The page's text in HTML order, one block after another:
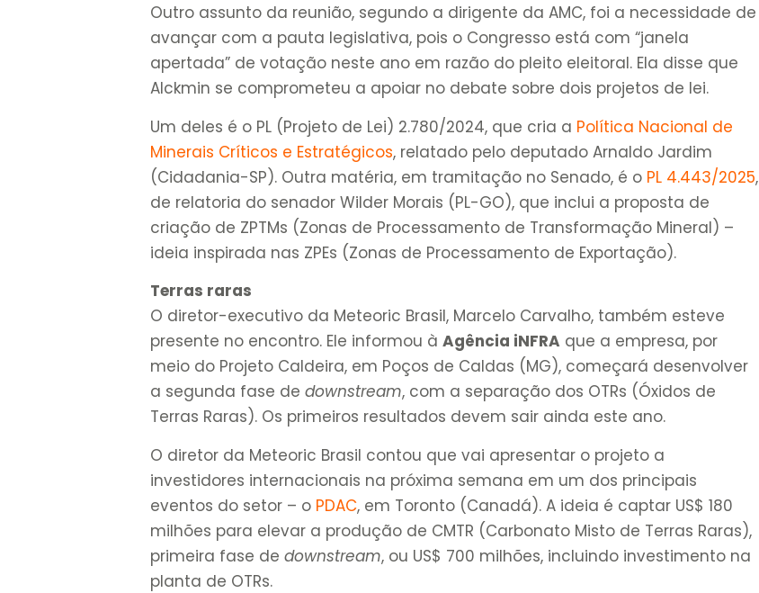
Outro assunto da reunião, segundo a dirigente da AMC, foi a necessidade de
avançar com a pauta legislativa, pois o Congresso está com “janela
apertada” de votação neste ano em razão do pleito eleitoral. Ela disse que
Alckmin se comprometeu a apoiar no debate sobre dois projetos de lei.
Um deles é o PL (Projeto de Lei) 2.780/2024, que cria a Política Nacional de
Minerais Críticos e Estratégicos, relatado pelo deputado Arnaldo Jardim
(Cidadania-SP). Outra matéria, em tramitação no Senado, é o PL 4.443/2025,
de relatoria do senador Wilder Morais (PL-GO), que inclui a proposta de
criação de ZPTMs (Zonas de Processamento de Transformação Mineral) –
ideia inspirada nas ZPEs (Zonas de Processamento de Exportação).
Terras raras
O diretor-executivo da Meteoric Brasil, Marcelo Carvalho, também esteve
presente no encontro. Ele informou àAgência iNFRA que a empresa, por
meio do Projeto Caldeira, em Poços de Caldas (MG), começará desenvolver
a segunda fase dedownstream, com a separação dos OTRs (Óxidos de
Terras Raras). Os primeiros resultados devem sair ainda este ano.
O diretor da Meteoric Brasil contou que vai apresentar o projeto a
investidores internacionais na próxima semana em um dos principais
eventos do setor – o PDAC, em Toronto (Canadá). A ideia é captar US$ 180
milhões para elevar a produção de CMTR (Carbonato Misto de Terras Raras),
primeira fase dedownstream, ou US$ 700 milhões, incluindo investimento na
planta de OTRs.